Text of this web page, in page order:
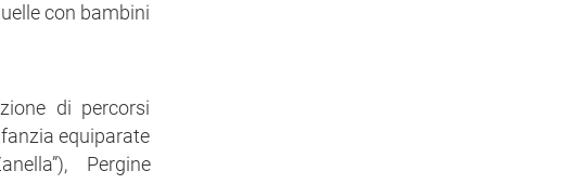
con bambini
di percorsi
equiparate
Pergine